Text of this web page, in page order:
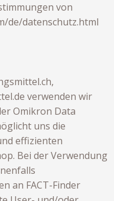
von
de/datenschutz.html
verwenden wir
Omikron Data
uns die
effizienten
Bei der Verwendung
an FACT-Finder